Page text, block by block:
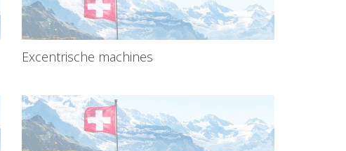
Excentrische machines